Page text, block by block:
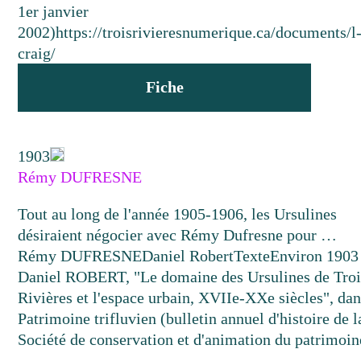
1er janvier
2002)https://troisrivieresnumerique.ca/documents/
craig/
Fiche
1903
Rémy DUFRESNE
Tout au long de l'année 1905-1906, les Ursulines
désiraient négocier avec Rémy Dufresne pour …
Rémy DUFRESNEDaniel RobertTexteEnviron 1903
Daniel ROBERT, "Le domaine des Ursulines de
Rivières et l'espace urbain, XVIIe-XXe siècles",
Patrimoine trifluvien (bulletin annuel d'histoire de
Société de conservation et d'animation du